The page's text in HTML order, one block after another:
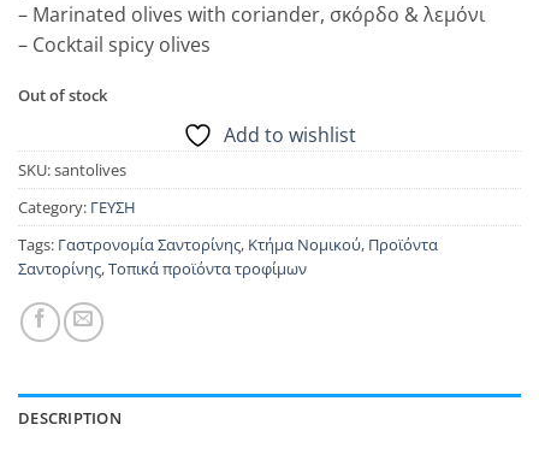
– Marinated olives with coriander, σκόρδο & λεμόνι
– Cocktail spicy olives
Out of stock
Add to wishlist
SKU:santolives
Category: ΓΕΥΣΗ
Tags: Γαστρονομία Σαντορίνης, Κτήμα Νομικού, Προϊόντα
Σαντορίνης,Τοπικά προϊόντα τροφίμων
DESCRIPTION